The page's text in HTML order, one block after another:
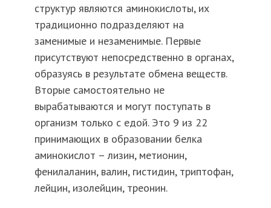
структур являются аминокислоты, их
традиционно подразделяют на
заменимые и незаменимые. Первые
присутствуют непосредственно в органах,
образуясь в результате обмена веществ.
Вторые самостоятельно не
вырабатываются и могут поступать в
организм только с едой. Это 9 из 22
принимающих в образовании белка
аминокислот – лизин, метионин,
фенилаланин, валин, гистидин, триптофан,
лейцин, изолейцин, треонин.